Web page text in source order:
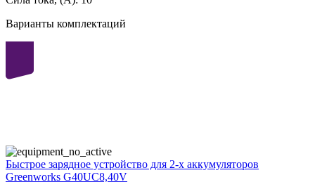
Варианты комплектаций
Быстрое зарядное устройство для 2-х аккумуляторов
Greenworks G40UC8,40V